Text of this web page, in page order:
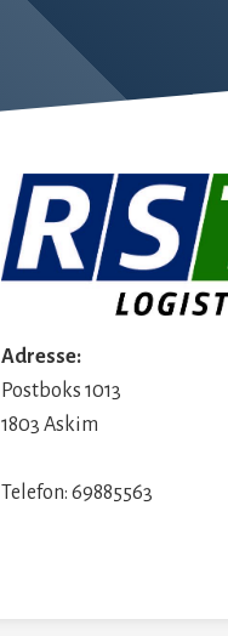
Adresse:
Postboks 1013
1803 Askim
Telefon: 69885563